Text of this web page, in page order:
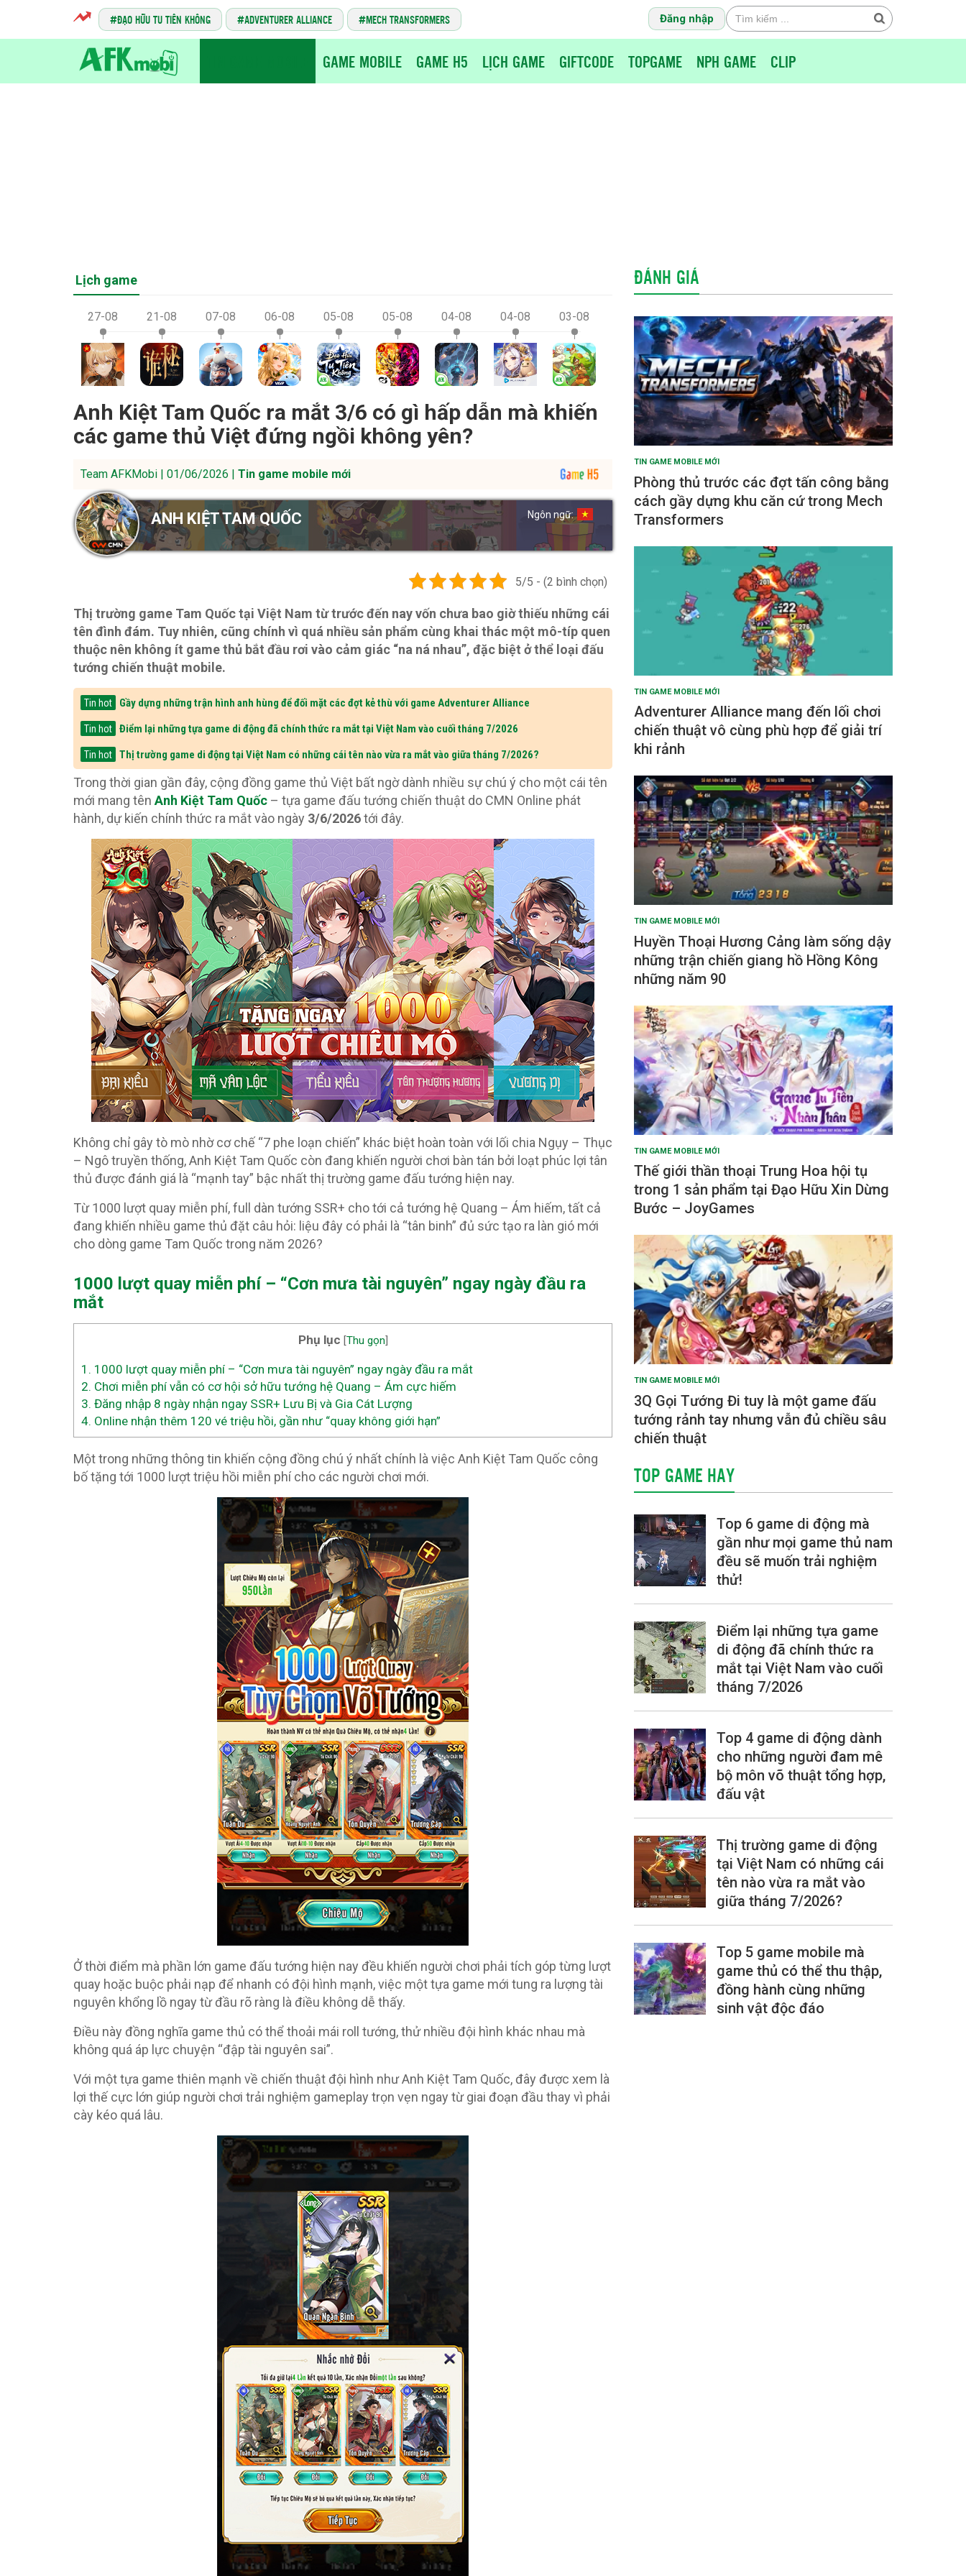
ĐẠO HỮU TU TIÊN KHÔNG ADVENTURER ALLIANCE MECH TRANSFORMERS Đăng nhập
GAME MOBILE GAME H5 LỊCH GAME GIFTCODE TOPGAME NPH GAME CLIP
Lịch game
27-08 21-08 07-08 06-08 05-08 05-08 04-08 04-08 03-08
Anh Kiệt Tam Quốc ra mắt 3/6 có gì hấp dẫn mà khiến
các game thủ Việt đứng ngồi không yên?
Team AFKMobi | 01/06/2026 | Tin game mobile mới
ANH KIỆT TAM QUỐC Ngôn ngữ:
5/5 - (2 bình chọn)
Thị trường game Tam Quốc tại Việt Nam từ trước đến nay vốn chưa bao giờ thiếu những cái
tên đình đám. Tuy nhiên, cũng chính vì quá nhiều sản phẩm cùng khai thác một mô-típ quen
thuộc nên không ít game thủ bắt đầu rơi vào cảm giác “na ná nhau”, đặc biệt ở thể loại đấu
tướng chiến thuật mobile.
Tin hot Gầy dựng những trận hình anh hùng để đối mặt các đợt kẻ thù với game Adventurer Alliance
Tin hot Điểm lại những tựa game di động đã chính thức ra mắt tại Việt Nam vào cuối tháng 7/2026
Tin hot Thị trường game di động tại Việt Nam có những cái tên nào vừa ra mắt vào giữa tháng 7/2026?
Trong thời gian gần đây, cộng đồng game thủ Việt bất ngờ dành nhiều sự chú ý cho một cái tên
mới mang tên Anh Kiệt Tam Quốc – tựa game đấu tướng chiến thuật do CMN Online phát
hành, dự kiến chính thức ra mắt vào ngày 3/6/2026tới đây.
Không chỉ gây tò mò nhờ cơ chế “7 phe loạn chiến” khác biệt hoàn toàn với lối chia Ngụy – Thục
– Ngô truyền thống, Anh Kiệt Tam Quốc còn đang khiến người chơi bàn tán bởi loạt phúc lợi tân
thủ được đánh giá là “mạnh tay” bậc nhất thị trường game đấu tướng hiện nay.
Từ 1000 lượt quay miễn phí, full dàn tướng SSR+ cho tới cả tướng hệ Quang – Ám hiếm, tất cả
đang khiến nhiều game thủ đặt câu hỏi: liệu đây có phải là “tân binh” đủ sức tạo ra làn gió mới
cho dòng game Tam Quốc trong năm 2026?
1000 lượt quay miễn phí – “Cơn mưa tài nguyên” ngay ngày đầu ra
mắt
Phụ lục [Thu gọn]
1. 1000 lượt quay miễn phí – “Cơn mưa tài nguyên” ngay ngày đầu ra mắt
2. Chơi miễn phí vẫn có cơ hội sở hữu tướng hệ Quang – Ám cực hiếm
3. Đăng nhập 8 ngày nhận ngay SSR+ Lưu Bị và Gia Cát Lượng
4. Online nhận thêm 120 vé triệu hồi, gần như “quay không giới hạn”
Một trong những thông tin khiến cộng đồng chú ý nhất chính là việc Anh Kiệt Tam Quốc công
bố tặng tới 1000 lượt triệu hồi miễn phí cho các người chơi mới.
Ở thời điểm mà phần lớn game đấu tướng hiện nay đều khiến người chơi phải tích góp từng lượt
quay hoặc buộc phải nạp để nhanh có đội hình mạnh, việc một tựa game mới tung ra lượng tài
nguyên khổng lồ ngay từ đầu rõ ràng là điều không dễ thấy.
Điều này đồng nghĩa game thủ có thể thoải mái roll tướng, thử nhiều đội hình khác nhau mà
không quá áp lực chuyện “đập tài nguyên sai”.
Với một tựa game thiên mạnh về chiến thuật đội hình như Anh Kiệt Tam Quốc, đây được xem là
lợi thế cực lớn giúp người chơi trải nghiệm gameplay trọn vẹn ngay từ giai đoạn đầu thay vì phải
cày kéo quá lâu.
ĐÁNH GIÁ
TIN GAME MOBILE MỚI
Phòng thủ trước các đợt tấn công bằng
cách gầy dựng khu căn cứ trong Mech
Transformers
TIN GAME MOBILE MỚI
Adventurer Alliance mang đến lối chơi
chiến thuật vô cùng phù hợp để giải trí
khi rảnh
TIN GAME MOBILE MỚI
Huyền Thoại Hương Cảng làm sống dậy
những trận chiến giang hồ Hồng Kông
những năm 90
TIN GAME MOBILE MỚI
Thế giới thần thoại Trung Hoa hội tụ
trong 1 sản phẩm tại Đạo Hữu Xin Dừng
Bước – JoyGames
TIN GAME MOBILE MỚI
3Q Gọi Tướng Đi tuy là một game đấu
tướng rảnh tay nhưng vẫn đủ chiều sâu
chiến thuật
TOP GAME HAY
Top 6 game di động mà
gần như mọi game thủ nam
đều sẽ muốn trải nghiệm
thử!
Điểm lại những tựa game
di động đã chính thức ra
mắt tại Việt Nam vào cuối
tháng 7/2026
Top 4 game di động dành
cho những người đam mê
bộ môn võ thuật tổng hợp,
đấu vật
Thị trường game di động
tại Việt Nam có những cái
tên nào vừa ra mắt vào
giữa tháng 7/2026?
Top 5 game mobile mà
game thủ có thể thu thập,
đồng hành cùng những
sinh vật độc đáo